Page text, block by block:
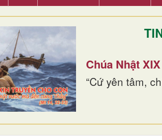
Chúa Nhật
“Cứ yên tâm,